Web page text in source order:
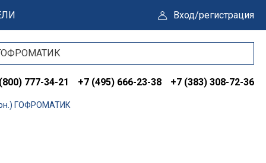
Вход/регистрация
777-34-21 +7 (495) 666-23-38 +7 (383) 308-72-36
ГОФРОМАТИК